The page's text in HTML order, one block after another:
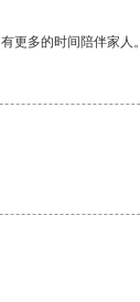
更多的时间陪伴家人。